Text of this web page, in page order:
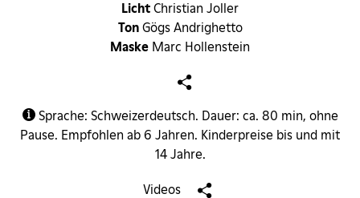
Licht Christian Joller
Ton Gögs Andrighetto
Maske Marc Hollenstein
Sprache: Schweizerdeutsch. Dauer: ca. 80 min, ohne
Pause. Empfohlen ab 6 Jahren. Kinderpreise bis und mit
14 Jahre.
Videos